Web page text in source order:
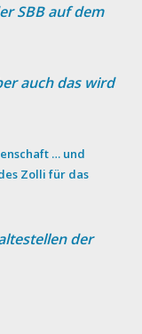
SBB auf dem
auch das wird
… und
Zolli für das
der